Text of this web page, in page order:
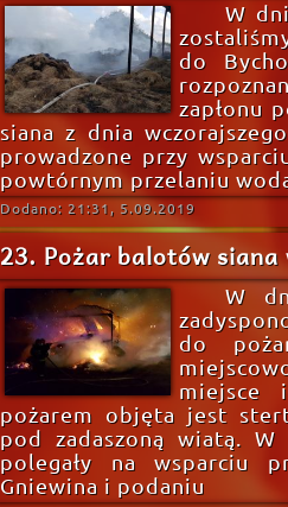
W
do
zapłonu
siana z dnia
prowadzone przy
powtórnym przelaniu
Dodano: 21:31, 5.09.2019
23. Pożar balotów siana
W
do
miejsce
pożarem objęta jest
pod zadaszoną wiatą. W
polegały na wsparciu
Gniewina i podaniu